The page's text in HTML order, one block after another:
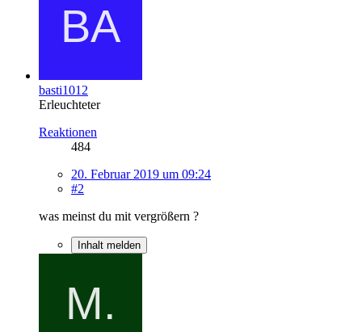
basti1012
Erleuchteter
Reaktionen
484
20. Februar 2019 um 09:24
#2
was meinst du mit vergrößern ?
Inhalt melden